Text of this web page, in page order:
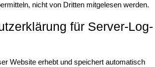
nicht von Dritten mitgelesen werden.
für Server-Log-
Website erhebt und speichert automatisch